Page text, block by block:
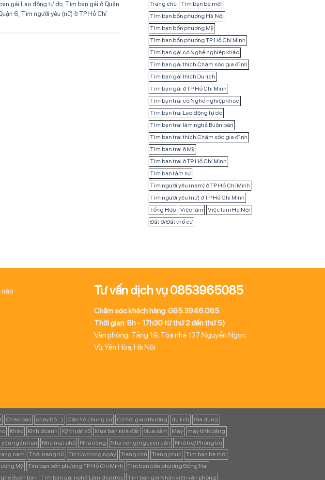
gái Lao động tự do, Tìm bạn gái ở Quận
6, Tìm người yêu (nữ) ở TP Hồ Chí
Trang chủ
Tìm bạn bè mới
Tìm bạn bốn phương Hà Nội
Tìm bạn bốn phương Mỹ
Tìm bạn bốn phương TP Hồ Chí Minh
Tìm bạn gái có Nghề nghiệp khác
Tìm bạn gái thích Chăm sóc gia đình
Tìm bạn gái thích Du lịch
Tìm bạn gái ở TP Hồ Chí Minh
Tìm bạn trai có Nghề nghiệp khác
Tìm bạn trai Lao động tự do
Tìm bạn trai làm nghề Buôn bán
Tìm bạn trai thích Chăm sóc gia đình
Tìm bạn trai ở Mỹ
Tìm bạn trai ở TP Hồ Chí Minh
Tìm bạn tâm sự
Tìm người yêu (nam) ở TP Hồ Chí Minh
Tìm người yêu (nữ) ở TP Hồ Chí Minh
Tổng Hợp
Việc làm
Việc làm Hà Nội
Đất ở/ Đất thổ cư
Tư vấn dịch vụ 0853965085
Chăm sóc khách hàng: 085.3946.085
Thời gian: 8h - 17h30 từ thứ 2 đến thứ 5)
Văn phòng: Tầng 19, Tòa nhà 137 Nguyễn Ngọc
Vũ, Yên Hòa, Hà Nội
Chào bán chạy bộ...) Căn hộ chung cư Cơ hội giao thương du lịch
Gia dụng
Khác Kinh doanh Kỹ thuật số Mua bán nhà đất Mua sắm Máy
máy tính bảng
yêu ngắn hạn Nhà mặt phố Nhà riêng Nhà riêng/ nguyên căn
Nhà trọ/ Phòng trọ
nam Thời trang nữ Tin tức trong ngày Trang chủ Trang phục
Tìm bạn bè mới
Mỹ Tìm bạn bốn phương TP Hồ Chí Minh
Tìm bạn bốn phương Đồng Nai
Buôn bán Tìm bạn gái nghề Làm đẹp (tóc Tìm bạn gái Nhân viên văn phòng